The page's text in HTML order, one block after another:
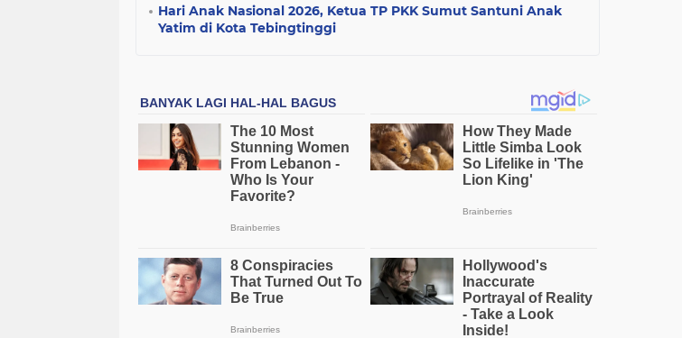
Hari Anak Nasional 2026, Ketua TP PKK Sumut Santuni Anak
Yatim di Kota Tebingtinggi